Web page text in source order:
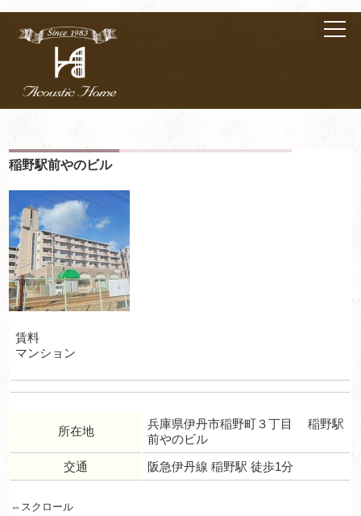
稲野駅前やのビル
賃料
マンション
所在地
兵庫県伊丹市稲野町３丁目 稲野駅
前やのビル
交通
阪急伊丹線 稲野駅 徒歩1分